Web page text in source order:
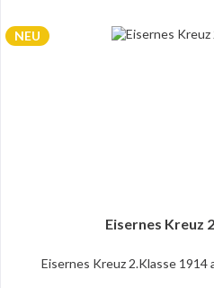
NEU
Eisernes Kreuz
Eisernes Kreuz 2.Klasse 1914